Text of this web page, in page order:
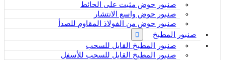
صنبور حوض مثبت على الحائط
صنبور حوض واسع الانتشار
صنبور حوض من الفولاذ المقاوم للصدأ
صنبور المطبخ
صنبور المطبخ القابل للسحب
صنبور المطبخ القابل للسحب للأسفل